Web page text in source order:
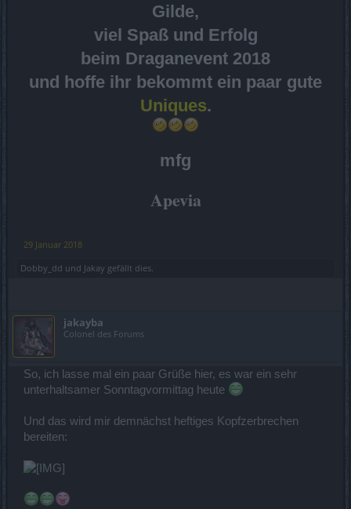
Gilde,
viel Spaß und Erfolg
beim Draganevent 2018
und hoffe ihr bekommt ein paar gute
Uniques.
mfg
Apevia
29 Januar 2018
Dobby_dd und Jakay gefällt dies.
jakayba
Colonel des Forums
So, ich lasse mal ein paar Grüße hier, es war ein sehr
unterhaltsamer Sonntagvormittag heute
Und das wird mir demnächst heftiges Kopfzerbrechen
bereiten: